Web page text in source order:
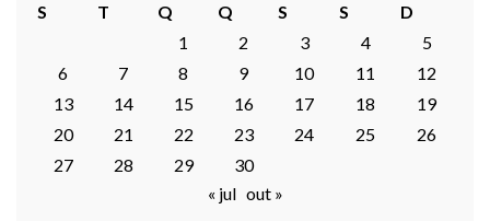
S
T Q Q S S
D
1
2 3 4
5
6
7 8 9 10 11
12
13
14 15 16 17 18
19
20
21 22 23 24 25
26
27
28 29
30
« jul out »